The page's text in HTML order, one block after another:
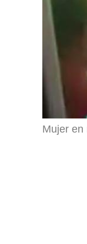
Mujer en